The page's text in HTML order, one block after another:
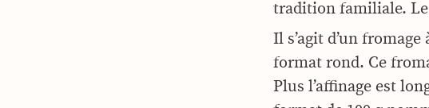
tradition familiale. Le
Il s’agit d’un
format rond. Ce
Plus l’affinage est